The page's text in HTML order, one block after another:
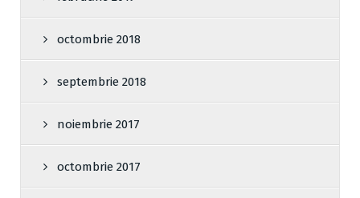
octombrie 2018
septembrie 2018
noiembrie 2017
octombrie 2017